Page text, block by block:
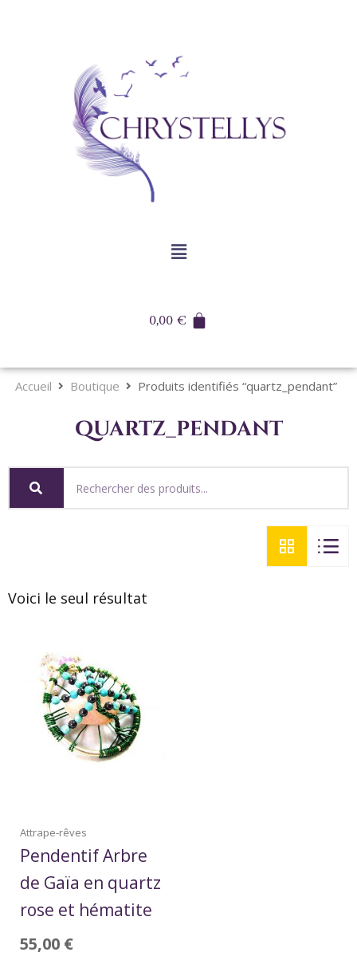
0,00€
Accueil Boutique Produits identifiés “quartz_pendant”
quartz_pendant
Voici le seul résultat
Attrape-rêves
Pendentif Arbre
de Gaïa en quartz
rose et hématite
55,00 €